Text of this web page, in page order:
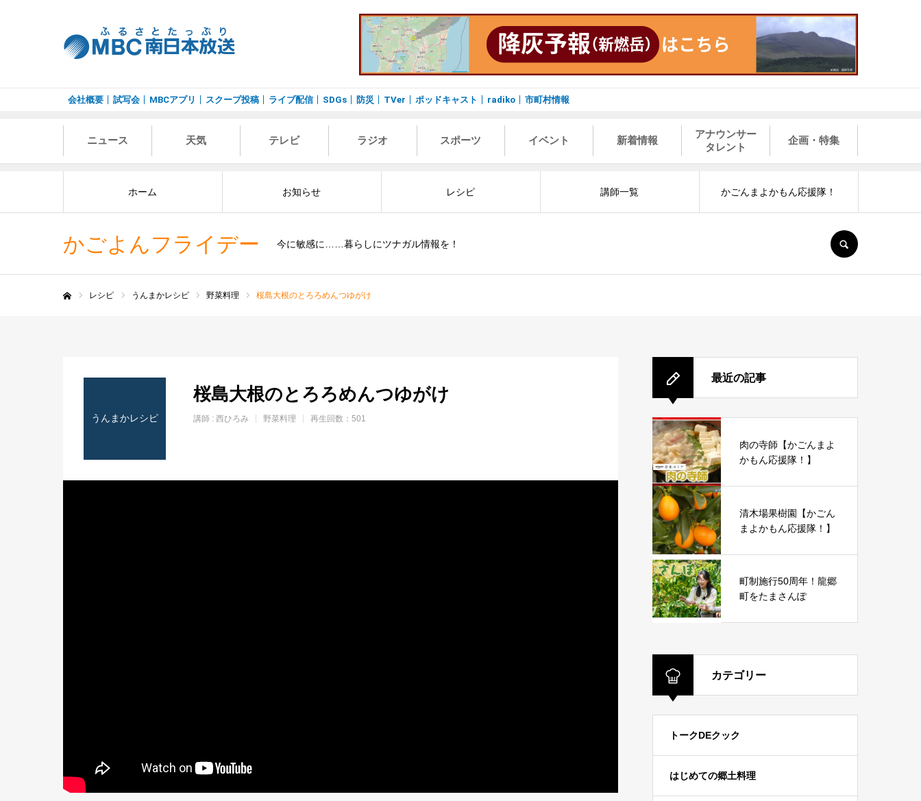
会社概要 試写会 MBCアプリ スクープ投稿 ライブ配信 SDGs 防災 TVer ポッドキャスト radiko 市町村情報
ニュース 天気 テレビ ラジオ スポーツ イベント 新着情報
アナウンサー
タレント
企画・特集
かごよんフライデー 今に敏感に……暮らしにツナガル情報を！
ホーム お知らせ レシピ 講師一覧 かごんまよかもん応援隊！
レシピ うんまかレシピ 野菜料理 桜島大根のとろろめんつゆがけ
うんまかレシピ
桜島大根のとろろめんつゆがけ
講師 : 西ひろみ 野菜料理 再生回数：501
最近の記事
肉の寺師【かごんまよ
かもん応援隊！】
清木場果樹園【かごん
まよかもん応援隊！】
町制施行50周年！龍郷
町をたまさんぽ
カテゴリー
トークDEクック
はじめての郷土料理